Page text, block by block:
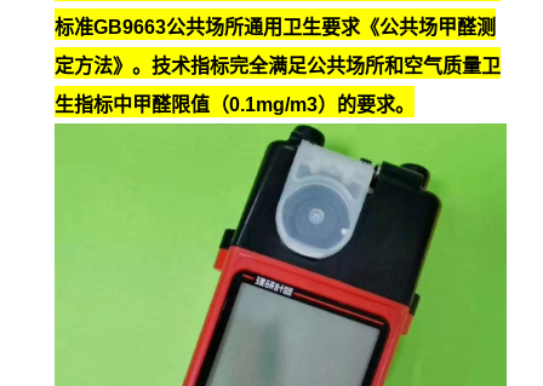
标准GB9663公共场所通用卫生要求《公共场甲醛测
定方法》。技术指标完全满足公共场所和空气质量卫
生指标中甲醛限值（0.1mg/m3）的要求。